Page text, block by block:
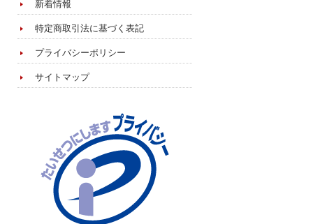
新着情報
特定商取引法に基づく表記
プライバシーポリシー
サイトマップ